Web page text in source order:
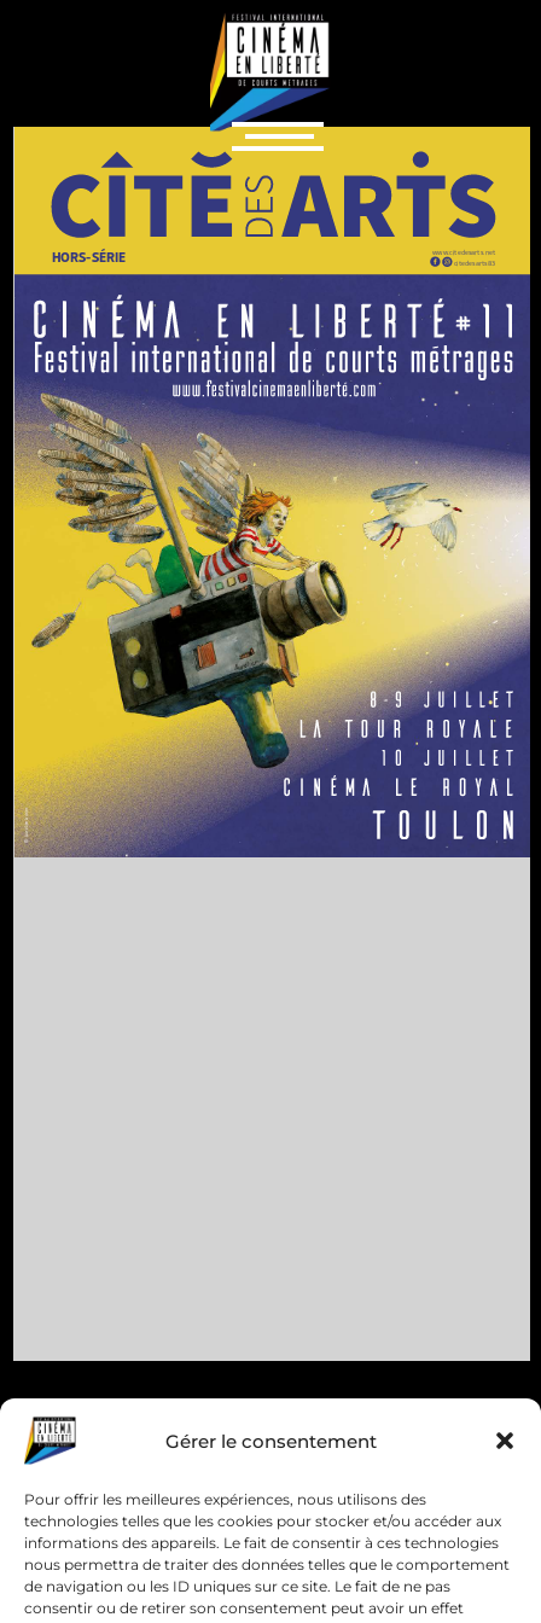
Gérer le consentement
Pour offrir les meilleures expériences, nous utilisons des
technologies telles que les cookies pour stocker et/ou accéder aux
informations des appareils. Le fait de consentir à ces technologies
nous permettra de traiter des données telles que le comportement
de navigation ou les ID uniques sur ce site. Le fait de ne pas
consentir ou de retirer son consentement peut avoir un effet